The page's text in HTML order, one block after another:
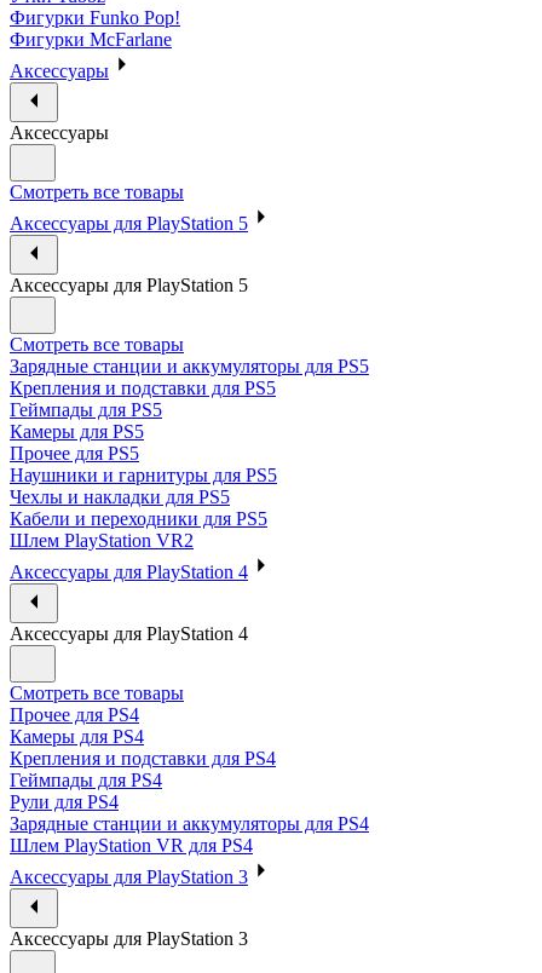
Фигурки Funko Pop!
Фигурки McFarlane
Аксессуары
Аксессуары
Смотреть все товары
Аксессуары для PlayStation 5
Аксессуары для PlayStation 5
Смотреть все товары
Зарядные станции и аккумуляторы для PS5
Крепления и подставки для PS5
Геймпады для PS5
Камеры для PS5
Прочее для PS5
Наушники и гарнитуры для PS5
Чехлы и накладки для PS5
Кабели и переходники для PS5
Шлем PlayStation VR2
Аксессуары для PlayStation 4
Аксессуары для PlayStation 4
Смотреть все товары
Прочее для PS4
Камеры для PS4
Крепления и подставки для PS4
Геймпады для PS4
Рули для PS4
Зарядные станции и аккумуляторы для PS4
Шлем PlayStation VR для PS4
Аксессуары для PlayStation 3
Аксессуары для PlayStation 3